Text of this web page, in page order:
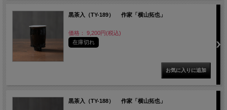
黒茶入（TY-189） 作家「横山拓也」
価格： 9,200円(税込)
在庫切れ
黒茶入（TY-188） 作家「横山拓也」